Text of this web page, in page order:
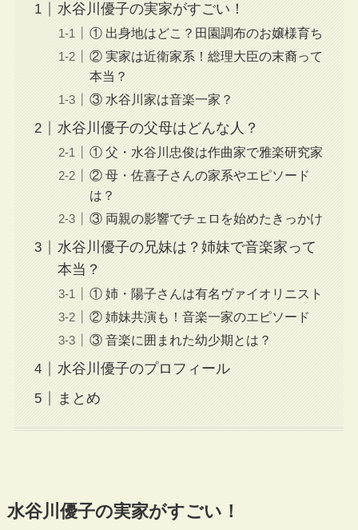
水谷川優子の実家がすごい！
① 出身地はどこ？田園調布のお嬢様育ち
② 実家は近衛家系！総理大臣の末裔って
本当？
③ 水谷川家は音楽一家？
水谷川優子の父母はどんな人？
① 父・水谷川忠俊は作曲家で雅楽研究家
② 母・佐喜子さんの家系やエピソード
は？
③ 両親の影響でチェロを始めたきっかけ
水谷川優子の兄妹は？姉妹で音楽家って
本当？
① 姉・陽子さんは有名ヴァイオリニスト
② 姉妹共演も！音楽一家のエピソード
③ 音楽に囲まれた幼少期とは？
水谷川優子のプロフィール
まとめ
水谷川優子の実家がすごい！